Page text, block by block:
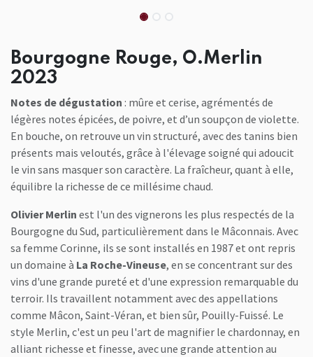
Bourgogne Rouge, O.Merlin
2023
Notes de dégustation : mûre et cerise, agrémentés de
légères notes épicées, de poivre, et d’un soupçon de violette.
En bouche, on retrouve un vin structuré, avec des tanins bien
présents mais veloutés, grâce à l'élevage soigné qui adoucit
le vin sans masquer son caractère. La fraîcheur, quant à elle,
équilibre la richesse de ce millésime chaud.
Olivier Merlin est l'un des vignerons les plus respectés de la
Bourgogne du Sud, particulièrement dans le Mâconnais. Avec
sa femme Corinne, ils se sont installés en 1987 et ont repris
un domaine à La Roche-Vineuse, en se concentrant sur des
vins d'une grande pureté et d'une expression remarquable du
terroir. Ils travaillent notamment avec des appellations
comme Mâcon, Saint-Véran, et bien sûr, Pouilly-Fuissé. Le
style Merlin, c'est un peu l'art de magnifier le chardonnay, en
alliant richesse et finesse, avec une grande attention au